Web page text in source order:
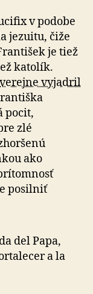
v podobe
jezuitu, čiže
je tiež
katolík.
verejne vyjadril
pocit,
zlé
ako
posilniť
del Papa,
a la